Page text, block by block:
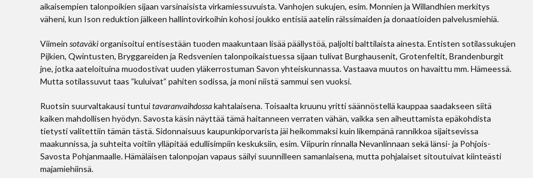
aikaisempien talonpoikien sijaan varsinaisista virkamiessuvuista. Vanhojen sukujen, esim. Monnien ja Willandhien merkitys
väheni, kun Ison reduktion jälkeen hallintovirkoihin kohosi joukko entisiä aatelin rälssimaiden ja donaatioiden palvelusmiehiä.
Viimeinsotaväkiorganisoitui entisestään tuoden maakuntaan lisää päällystöä, paljolti balttilaista ainesta. Entisten sotilassukujen
Pijkien, Qwintusten, Bryggareiden ja Redsvenien talonpoikaistuessa sijaan tulivat Burghausenit, Grotenfeltit, Brandenburgit
jne, jotka aateloituina muodostivat uuden yläkerrostuman Savon yhteiskunnassa. Vastaava muutos on havaittu mm. Hämeessä.
Mutta sotilassuvut taas ”kuluivat” pahiten sodissa, ja moni niistä sammui sen vuoksi.
Ruotsin suurvaltakausi tuntuitavaranvaihdossakahtalaisena. Toisaalta kruunu yritti säännöstellä kauppaa saadakseen siitä
kaiken mahdollisen hyödyn. Savosta käsin näyttää tämä haitanneen verraten vähän, vaikka sen aiheuttamista epäkohdista
tietysti valitettiin tämän tästä. Sidonnaisuus kaupunkiporvarista jäi heikommaksi kuin likempänä rannikkoa sijaitsevissa
maakunnissa, ja suhteita voitiin ylläpitää edullisimpiin keskuksiin, esim. Viipurin rinnalla Nevanlinnaan sekä länsi- ja Pohjois-
Savosta Pohjanmaalle. Hämäläisen talonpojan vapaus säilyi suunnilleen samanlaisena, mutta pohjalaiset sitoutuivat kiinteästi
majamiehiin­sä.